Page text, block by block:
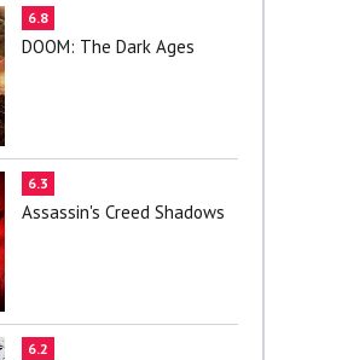
6.8
DOOM: The Dark Ages
6.3
Assassin's Creed Shadows
6.2